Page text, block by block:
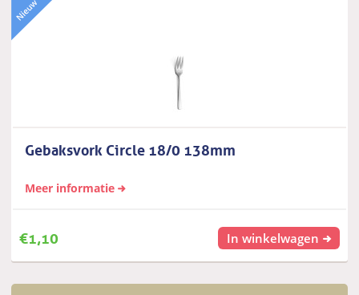
Gebaksvork Circle 18/0 138mm
Meer informatie
€1,10 In winkelwagen